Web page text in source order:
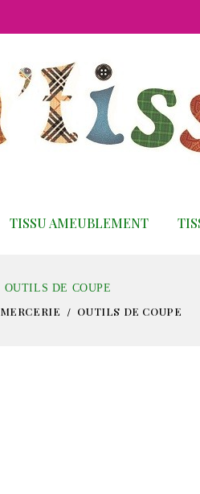
TISSU AMEUBLEMENT
OUTILS DE COUPE
MERCERIE OUTILS DE COUPE